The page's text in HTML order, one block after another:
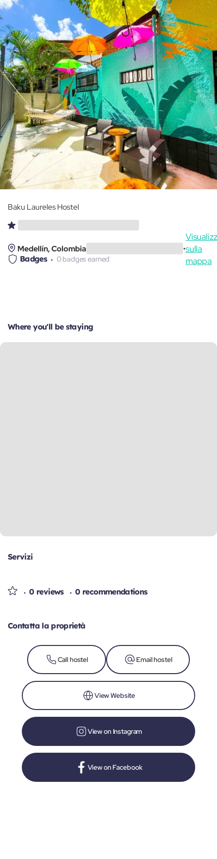
Baku Laureles Hostel
Medellín, Colombia •sulla
mappa
Badges 0 badges earned
Where you'll be staying
Servizi
0 reviews 0 recommendations
Contatta la proprietà
Call hostel Email hostel
View Website
View on Instagram
View on Facebook